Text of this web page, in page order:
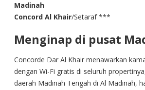
Madinah
Concord Al Khair/Setaraf ***
Menginap di pusat
Concorde Dar Al Khair menawarkan
dengan Wi-Fi gratis di seluruh
daerah Madinah Tengah di Al Madinah,